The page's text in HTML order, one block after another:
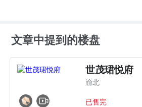
文章中提到的楼盘
世茂珺悦府
渝北
已售完